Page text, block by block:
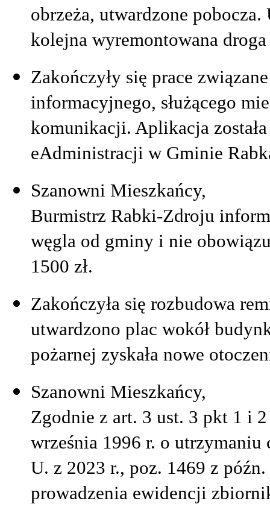
obrzeża, utwardzone
kolejna wyremontowana
Zakończyły się prace
informacyjnego, służącego
komunikacji. Aplikacja
eAdministracji w Gminie
Szanowni Mieszkańcy,
Burmistrz Rabki-Zdroju
węgla od gminy i nie
1500 zł.
Zakończyła się rozbudowa
utwardzono plac wokół
pożarnej zyskała nowe
Szanowni Mieszkańcy,
Zgodnie z art. 3 ust. 3 pkt 1 i
września 1996 r. o
U. z 2023 r., poz. 1469 z
prowadzenia ewidencji